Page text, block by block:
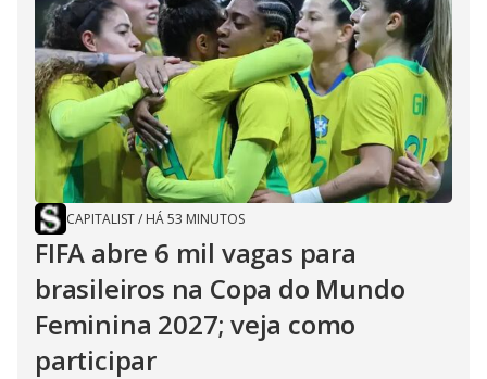
CAPITALIST/ HÁ 53 MINUTOS
FIFA abre 6 mil vagas para
brasileiros na Copa do Mundo
Feminina 2027; veja como
participar